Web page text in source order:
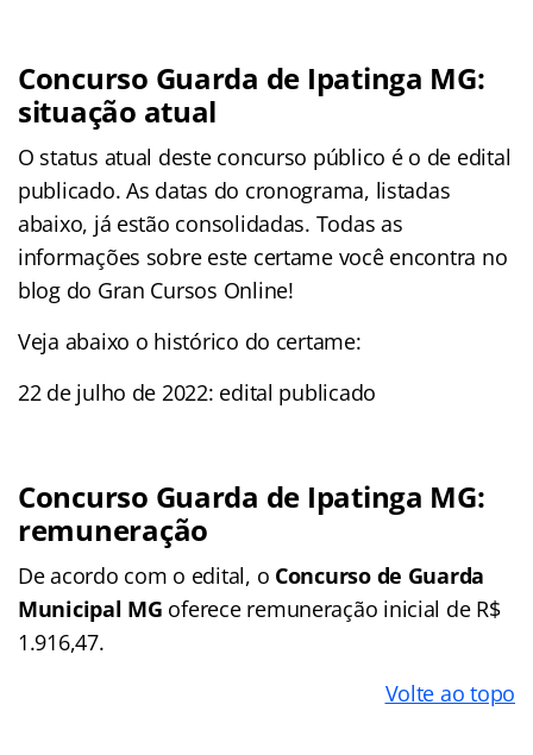
Concurso Guarda de Ipatinga MG:
situação atual
O status atual deste concurso público é o de edital
publicado. As datas do cronograma, listadas
abaixo, já estão consolidadas. Todas as
informações sobre este certame você encontra no
blog do Gran Cursos Online!
Veja abaixo o histórico do certame:
22 de julho de 2022: edital publicado
Concurso Guarda de Ipatinga MG:
remuneração
De acordo com o edital, o Concurso de Guarda
Municipal MG oferece remuneração inicial de R$
1.916,47.
Volte ao topo